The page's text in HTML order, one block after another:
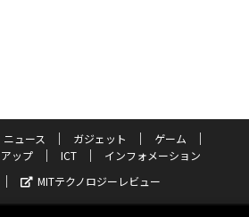
ニュース ガジェット
ゲーム
ップ ICT
インフォメーション
MITテクノロジーレビュー